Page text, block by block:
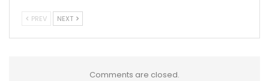
PREV NEXT
Comments are closed.